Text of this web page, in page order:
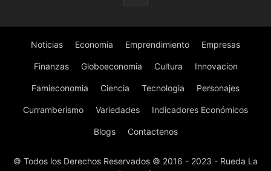
Noticias Economia Emprendimiento Empresas
Finanzas Globoeconomia Cultura Innovacion
Famieconomia Ciencia Tecnologia Personajes
Curramberismo Variedades Indicadores Económicos
Blogs Contactenos
© Todos los Derechos Reservados © 2016 - 2023 - Rueda La